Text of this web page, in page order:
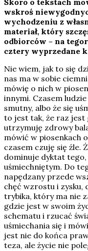
Skoro o tekstach
wskroś
wychodzeniu z
materiał, który
odbiorców – na
cztery wyprzedane
Nie wiem, jak to się
nas ma w sobie
mówię o nich w
innymi. Czasem
smutny, albo że się
to jest tak, że raz jest
utrzymuję zdrowy
mówić w piosenkach
czasem czuję się źle.
dominuje dyktat tego,
uśmiechniętym. Do
napędzany przede
chęć wzrostu i zysku,
trybika, który ma nie
gdzie jest w swoim
schematu i rzucać
uśmiechania się i
jest nie do końca
teza, ale życie nie